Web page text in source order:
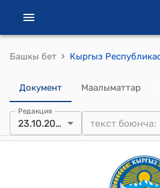
Башкы бет ›
Документ Маалыматтар
Редакция
23.10.2025